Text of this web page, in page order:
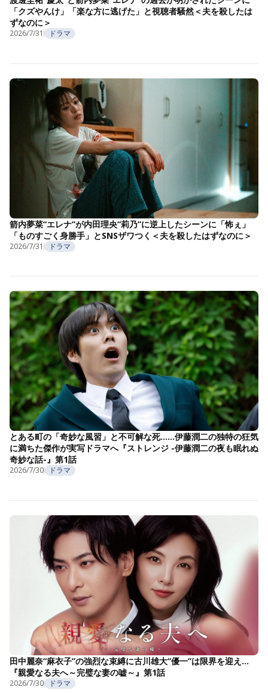
「クズやんけ」「楽な方に逃げた」と視聴者騒然＜夫を殺したは
ずなのに＞
2026/7/31 ドラマ
箭内夢菜“エレナ”が内田理央“莉乃”に逆上したシーンに「怖ぇ」
「ものすごく身勝手」とSNSザワつく＜夫を殺したはずなのに＞
2026/7/31 ドラマ
とある町の「奇妙な風習」と不可解な死……伊藤潤二の独特の狂気
に満ちた傑作が実写ドラマへ『ストレンジ -伊藤潤二の夜も眠れぬ
奇妙な話-』第1話
2026/7/30 ドラマ
田中麗奈“麻衣子”の強烈な束縛に古川雄大“優一”は限界を迎え…
『親愛なる夫へ～完璧な妻の嘘～』第1話
2026/7/30 ドラマ